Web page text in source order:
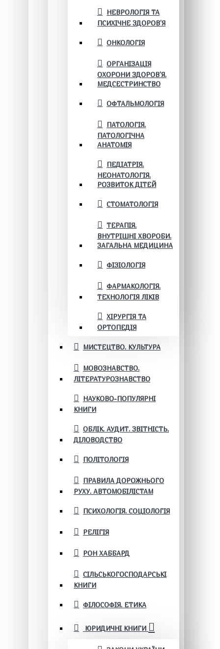
НЕВРОЛОГІЯ ТА
ПСИХІЧНЕ ЗДОРОВ’Я
ОНКОЛОГІЯ
ОРГАНІЗАЦІЯ
ОХОРОНИ ЗДОРОВ'Я.
МЕДСЕСТРИНСТВО
ОФТАЛЬМОЛОГІЯ
ПАТОЛОГІЯ.
ПАТОЛОГІЧНА
АНАТОМІЯ
ПЕДІАТРІЯ.
НЕОНАТОЛОГІЯ.
РОЗВИТОК ДІТЕЙ
СТОМАТОЛОГІЯ
ТЕРАПІЯ.
ВНУТРІШНІ ХВОРОБИ.
ЗАГАЛЬНА МЕДИЦИНА
ФІЗІОЛОГІЯ
ФАРМАКОЛОГІЯ.
ТЕХНОЛОГІЯ ЛІКІВ
ХІРУРГІЯ ТА
ОРТОПЕДІЯ
МИСТЕЦТВО. КУЛЬТУРА
МОВОЗНАВСТВО.
ЛІТЕРАТУРОЗНАВСТВО
НАУКОВО-ПОПУЛЯРНІ
КНИГИ
ОБЛІК. АУДИТ. ЗВІТНІСТЬ.
ДІЛОВОДСТВО
ПОЛІТОЛОГІЯ
ПРАВИЛА ДОРОЖНЬОГО
РУХУ. АВТОМОБІЛІСТАМ
ПСИХОЛОГІЯ. СОЦІОЛОГІЯ
РЕЛІГІЯ
РОН ХАББАРД
СІЛЬСЬКОГОСПОДАРСЬКІ
КНИГИ
ФІЛОСОФІЯ. ЕТИКА
ЮРИДИЧНІ КНИГИ